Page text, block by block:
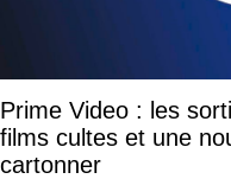
Prime Video : les
films cultes et une
cartonner